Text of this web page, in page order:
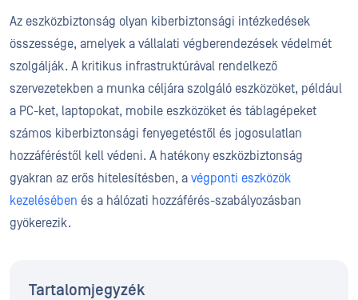
Az eszközbiztonság olyan kiberbiztonsági intézkedések
összessége, amelyek a vállalati végberendezések védelmét
szolgálják. A kritikus infrastruktúrával rendelkező
szervezetekben a munka céljára szolgáló eszközöket, például
a PC-ket, laptopokat, mobile eszközöket és táblagépeket
számos kiberbiztonsági fenyegetéstől és jogosulatlan
hozzáféréstől kell védeni. A hatékony eszközbiztonság
gyakran az erős hitelesítésben, a végponti eszközök
kezelésében és a hálózati hozzáférés-szabályozásban
gyökerezik.
Tartalomjegyzék